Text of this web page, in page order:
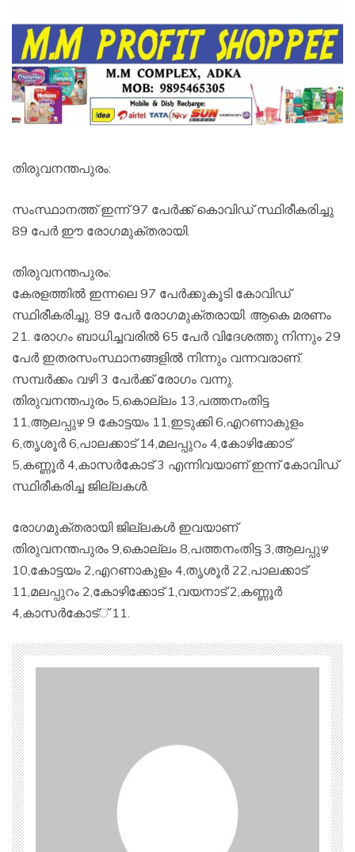
തിരുവനന്തപുരം:
സംസ്ഥാനത്ത് ഇന്ന് 97 പേർക്ക് കൊവിഡ് സ്ഥിരീകരിച്ചു
89 പേർ ഈ രോഗമുക്തരായി.
തിരുവനന്തപുരം:
കേരളത്തിൽ ഇന്നലെ 97 പേർക്കുകൂടി കോവിഡ്
സ്ഥിരീകരിച്ചു. 89 പേർ രോഗമുക്തരായി. ആകെ മരണം
21. രോഗം ബാധിച്ചവരിൽ 65 പേർ വിദേശത്തു നിന്നും 29
പേർ ഇതരസംസ്ഥാനങ്ങളിൽ നിന്നും വന്നവരാണ്.
സമ്പർക്കം വഴി 3 പേർക്ക് രോഗം വന്നു.
തിരുവനന്തപുരം 5,കൊല്ലം 13,പത്തനംതിട്ട
11,ആലപ്പുഴ 9 കോട്ടയം 11,ഇടുക്കി 6,എറണാകുളം
6,തൃശൂർ 6,പാലക്കാട് 14,മലപ്പുറം 4,കോഴിക്കോട്
5,കണ്ണൂർ 4,കാസർകോട് 3 എന്നിവയാണ് ഇന്ന് കോവിഡ്
സ്ഥിരീകരിച്ച ജില്ലകൾ.
രോഗമുക്തരായി ജില്ലകൾ ഇവയാണ്
തിരുവനന്തപുരം 9,കൊല്ലം 8,പത്തനംതിട്ട 3,ആലപ്പുഴ
10,കോട്ടയം 2,എറണാകുളം 4,തൃശൂർ 22,പാലക്കാട്
11,മലപ്പുറം 2,കോഴിക്കോട് 1,വയനാട് 2,കണ്ണൂർ
4,കാസർകോട്് 11.